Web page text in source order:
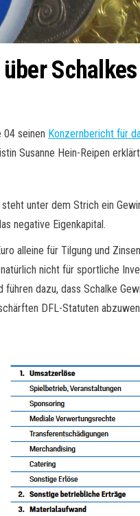
seinen Konzernbericht für
Susanne Hein-Reipen
unter dem Strich ein
negative Eigenkapital.
alleine für Tilgung und
nicht für sportliche
dazu, dass Schalke
DFL-Statuten